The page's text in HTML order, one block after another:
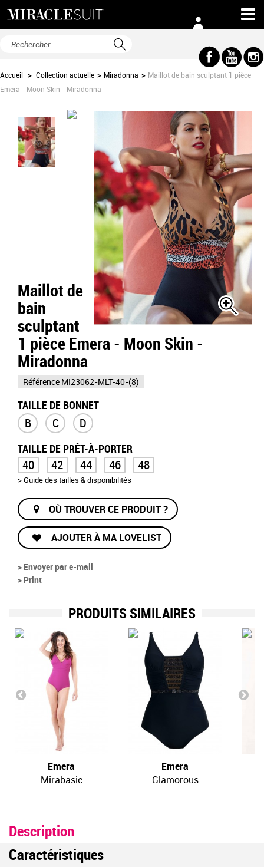
Accueil > Collection actuelle > Miradonna > Maillot de bain sculptant 1 pièce
Emera - Moon Skin - Miradonna
Maillot de
bain
sculptant
1 pièce Emera - Moon Skin -
Miradonna
Référence MI23062-MLT-40-(8)
TAILLE DE BONNET
B C D
TAILLE DE PRÊT-À-PORTER
40 42 44 46 48
> Guide des tailles & disponibilités
OÙ TROUVER CE PRODUIT ?
AJOUTER À MA LOVELIST
> Envoyer par e-mail
> Print
PRODUITS SIMILAIRES
Emera
Mirabasic
Emera
Glamorous
Description
Caractéristiques